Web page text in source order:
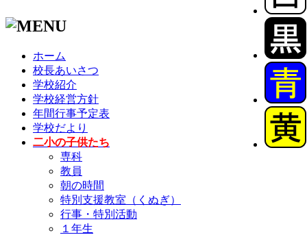
ホーム
校長あいさつ
学校紹介
学校経営方針
年間行事予定表
学校だより
二小の子供たち
専科
教員
朝の時間
特別支援教室（くぬぎ）
行事・特別活動
１年生